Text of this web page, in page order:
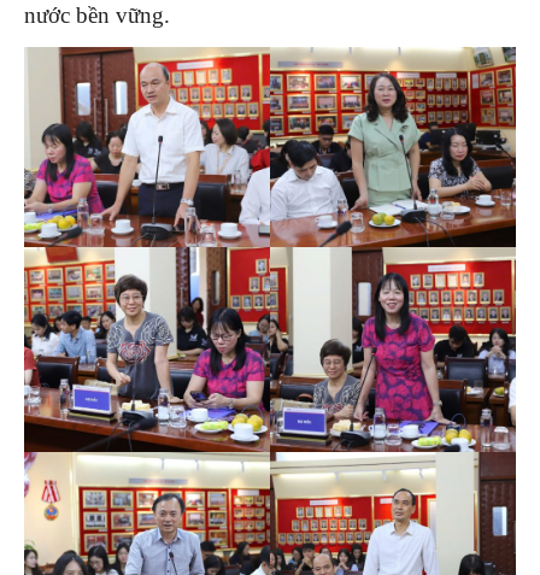
nước bền vững.